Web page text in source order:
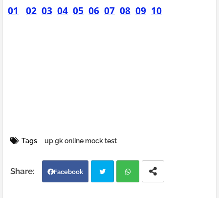
01
02 03 04 05 06 07 08 09 10
Tags up gk online mock test
Facebook